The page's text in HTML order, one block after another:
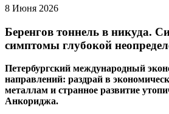
8 Июня 2026
Беренгов тоннель в никуда.
симптомы глубокой
Петербургский международный
направлений: раздрай в
металлам и странное развитие
Анкориджа.